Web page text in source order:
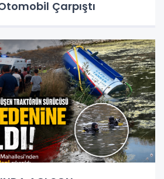
Çarpıştı